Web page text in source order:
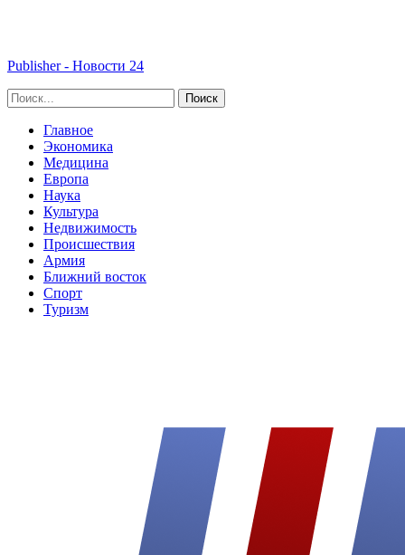
Publisher - Новости 24
Главное
Экономика
Медицина
Европа
Наука
Культура
Недвижимость
Происшествия
Армия
Ближний восток
Спорт
Туризм